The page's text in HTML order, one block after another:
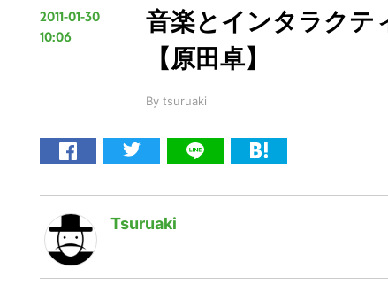
2011-01-30
10:06
音楽とインタラクテ
【原田卓】
By tsuruaki
Tsuruaki